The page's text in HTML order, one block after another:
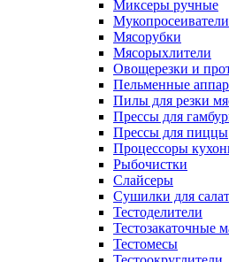
Миксеры ручные
Мукопросеиватели
Мясорубки
Мясорыхлители
Овощерезки и
Пельменные
Пилы для резки
Прессы для
Прессы для пиццы
Процессоры
Рыбочистки
Слайсеры
Сушилки для
Тестоделители
Тестозакаточные
Тестомесы